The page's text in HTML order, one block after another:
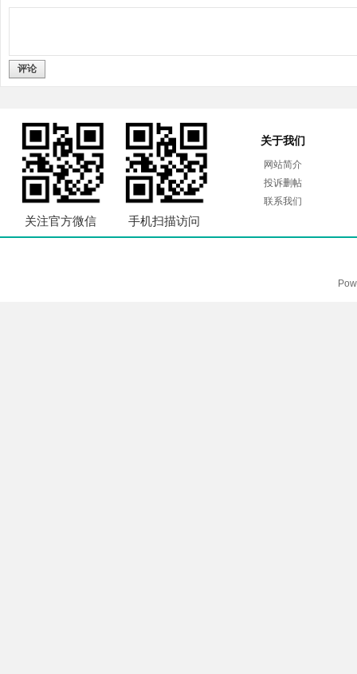
评论
关注官方微信 手机扫描访问
关于我们
网站简介
投诉删帖
联系我们